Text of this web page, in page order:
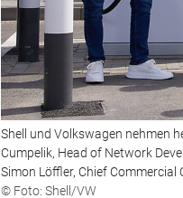
Shell und Volkswagen nehmen
Cumpelik, Head of Network
Simon Löffler, Chief Commercial
© Foto: Shell/VW